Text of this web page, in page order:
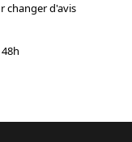
changer d'avis